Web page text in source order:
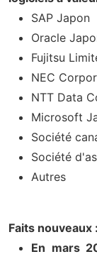
SAP Japon
Oracle
Fujitsu
NEC
NTT Data
Microsoft
Société
Société
Autres
Faits nouveaux :
En mars